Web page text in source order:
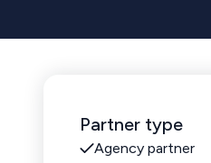
Partner type
Agency partner